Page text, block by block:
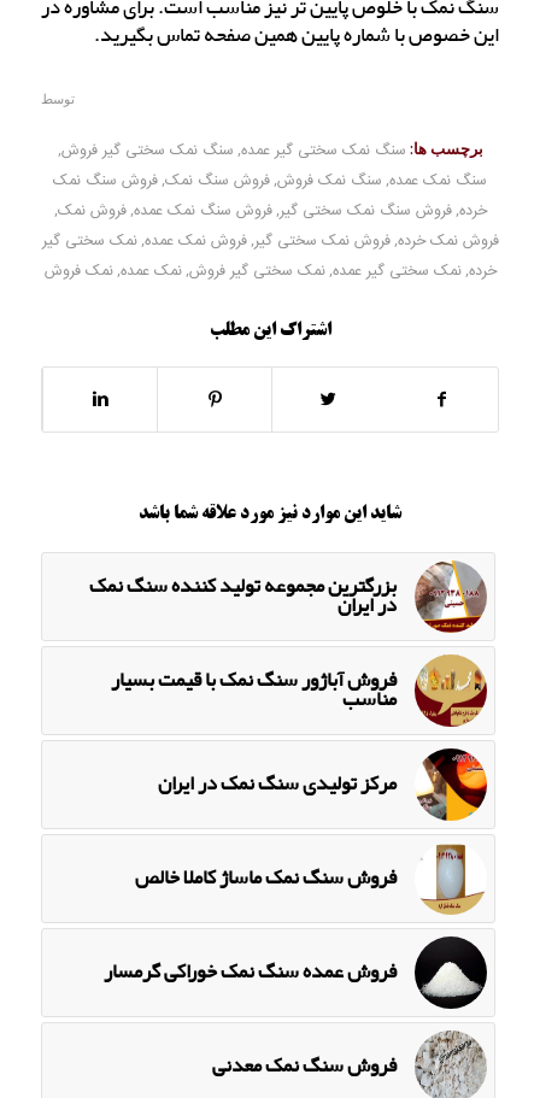
سنگ نمک با خلوص پایین تر نیز مناسب است. برای مشاوره در
این خصوص با شماره پایین همین صفحه تماس بگیرید.
توسط
برچسب ها: سنگ نمک سختی گیر عمده, سنگ نمک سختی گیر فروش,
سنگ نمک عمده, سنگ نمک فروش, فروش سنگ نمک, فروش سنگ نمک
خرده,فروش سنگ نمک سختی گیر,فروش سنگ نمک عمده,فروش نمک,
فروش نمک خرده,فروش نمک سختی گیر,فروش نمک عمده,نمک سختی گیر
خرده,نمک سختی گیر عمده,نمک سختی گیر فروش,نمک عمده,نمک فروش
اشتراک این مطلب
شاید این موارد نیز مورد علاقه شما باشد
بزرگترین مجموعه تولید کننده سنگ نمک
در ایران
فروش آباژور سنگ نمک با قیمت بسیار
مناسب
مرکز تولیدی سنگ نمک در ایران
فروش سنگ نمک ماساژ کاملا خالص
فروش عمده سنگ نمک خوراکی گرمسار
فروش سنگ نمک معدنی